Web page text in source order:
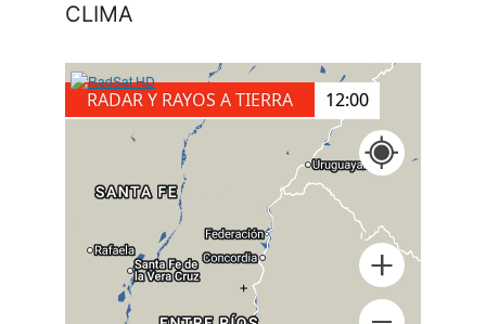
CLIMA
RADAR Y RAYOS A TIERRA 12:10
+